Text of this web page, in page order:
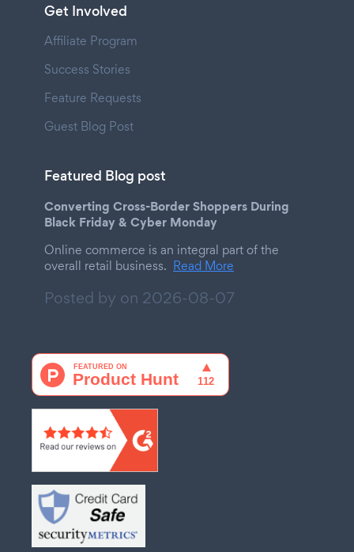
Get Involved
Affiliate Program
Success Stories
Feature Requests
Guest Blog Post
Featured Blog post
Converting Cross-Border Shoppers During
Black Friday & Cyber Monday
Online commerce is an integral part of the
overall retail business. Read More
Posted by on 2026-08-07